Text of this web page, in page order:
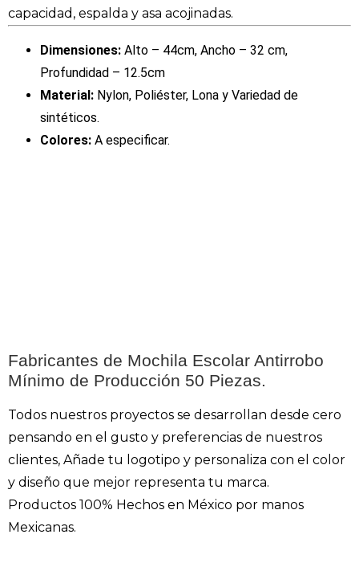
capacidad, espalda y asa acojinadas.
Dimensiones: Alto – 44cm, Ancho – 32 cm,
Profundidad – 12.5cm
Material: Nylon, Poliéster, Lona y Variedad de
sintéticos.
Colores: A especificar.
Fabricantes de Mochila Escolar Antirrobo
Mínimo de Producción 50 Piezas.
Todos nuestros proyectos se desarrollan desde cero
pensando en el gusto y preferencias de nuestros
clientes, Añade tu logotipo y personaliza con el color
y diseño que mejor representa tu marca.
Productos 100% Hechos en México por manos
Mexicanas.